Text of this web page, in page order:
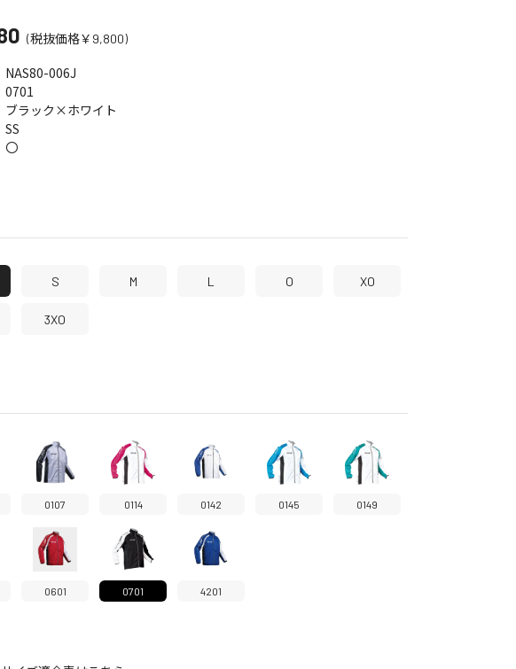
手袋
(税抜価格￥9,800)
NAS80-006J
SS
0701
〇
ブラック×ホワイト
S M L O XO
3XO
0107 0114 0142 0145 0149
0601 0701 4201